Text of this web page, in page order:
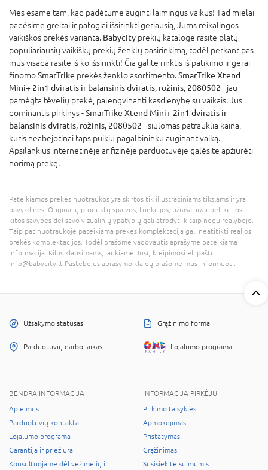
Mes esame tam, kad padėtume auginti laimingus vaikus! Tad mielai
padėsime greitai ir patogiai išsirinkti geriausią, Jums reikalingos
vaikiškos prekės variantą. Babycity prekių kataloge rasite platų
populiariausių vaikiškų prekių ženklų pasirinkimą, todėl perkant pas
mus visada rasite iš ko išsirinkti! Čia galite rinktis iš patikimo ir gerai
žinomoSmarTrike prekės ženklo asortimento.SmarTrike Xtend
Mini+ 2in1 dviratis ir balansinis dviratis, rožinis, 2080502 - jau
pamėgta tėvelių prekė, palengvinanti kasdienybę su vaikais. Jus
dominantis pirkinys -SmarTrike Xtend Mini+ 2in1 dviratis ir
balansinis dviratis, rožinis, 2080502 - siūlomas patrauklia kaina,
kuris neabejotinai taps puikiu pagalbininku auginant vaiką.
Apsilankius internetinėje ar fizinėje parduotuvėje galėsite apžiūrėti
norimą prekę.
Pateikiamos prekės nuotraukos yra skirtos tik iliustraciniams tikslams ir yra
pavyzdinės. Originalių produktų spalvos, funkcijos, užrašai ir/ar bet kurios
kitos savybės dėl savo vizualinių ypatybių gali atrodyti kitaip negu realybėje.
Taip pat nuotraukoje pateikiama prekės komplektacija gali neatitikti realios
prekės komplektacijos. Todėl prašome vadovautis aprašyme pateikiama
informacija. Kilus klausimams, laukiame Jūsų kreipimosi el. paštu
info@babycity.lt Pastebėjus aprašymo klaidų prašome mus informuoti.
Užsakymo statusas Grąžinimo forma
Parduotuvių darbo laikas Lojalumo programa
BENDRA INFORMACIJA
Apie mus
Parduotuvių kontaktai
Lojalumo programa
Garantija ir priežiūra
Konsultuojame dėl vežimėlių ir
INFORMACIJA PIRKĖJUI
Pirkimo taisyklės
Apmokėjimas
Pristatymas
Grąžinimas
Susisiekite su mumis